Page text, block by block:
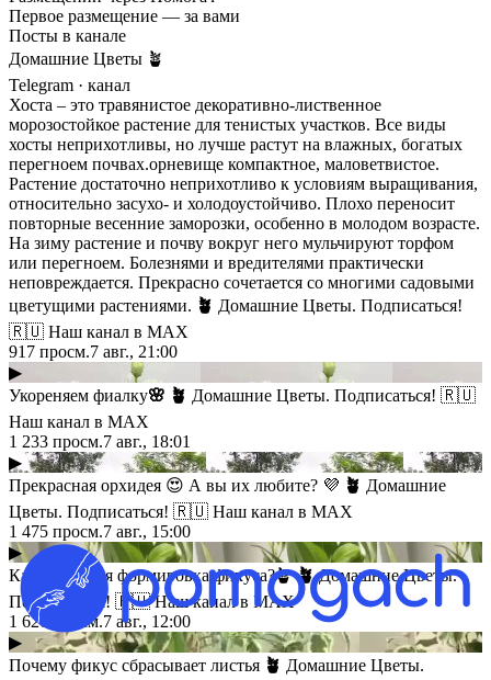
Первое размещение — за вами
Посты в канале
Домашние Цветы 🪴
Telegram · канал
Хоста – это травянистое декоративно-лиственное
морозостойкое растение для тенистых участков. Все виды
хосты неприхотливы, но лучше растут на влажных, богатых
перегноем почвах.орневище компактное, маловетвистое.
Растение достаточно неприхотливо к условиям выращивания,
относительно засухо- и холодоустойчиво. Плохо переносит
повторные весенние заморозки, особенно в молодом возрасте.
На зиму растение и почву вокруг него мульчируют торфом
или перегноем. Болезнями и вредителями практически
неповреждается. Прекрасно сочетается со многими садовыми
цветущими растениями. 🪴 Домашние Цветы. Подписаться!
🇷🇺 Наш канал в МАХ
917 просм.7 авг., 21:00
▶
Укореняем фиалку🌸 🪴 Домашние Цветы. Подписаться! 🇷🇺
Наш канал в МАХ
1 233 просм.7 авг., 18:01
▶
Прекрасная орхидея 😍 А вы их любите? 💜 🪴 Домашние
Цветы. Подписаться! 🇷🇺 Наш канал в МАХ
1 475 просм.7 авг., 15:00
▶
Как вам такая формировка фикуса?🪴🪴 Домашние Цветы.
Подписаться! 🇷🇺 Наш канал в МАХ
1 626
просм.7 авг., 12:00
▶
Почему фикус сбрасывает листья 🪴 Домашние Цветы.